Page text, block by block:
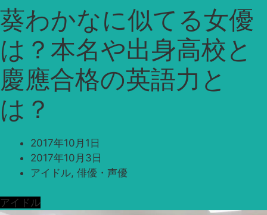
葵わかなに似てる女優
は？本名や出身高校と
慶應合格の英語力と
は？
2017年10月1日
2017年10月3日
アイドル, 俳優・声優
アイドル